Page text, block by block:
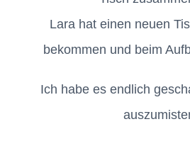
Lara hat einen neuen
bekommen und beim
Ich habe es endlich